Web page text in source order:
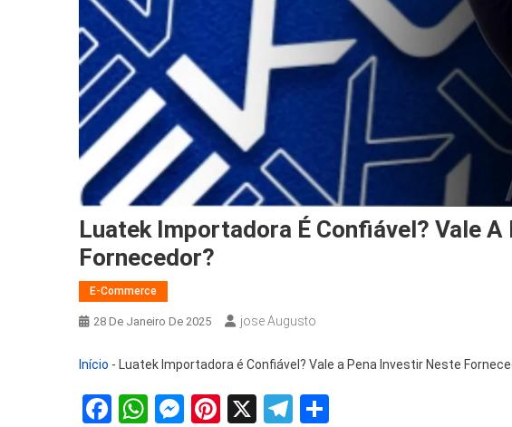
Luatek Importadora É Confiável? Vale
Fornecedor?
E-Commerce
28 De Janeiro De 2025 Jose Augusto
Início - Luatek Importadora é Confiável? Vale a Pena Investir Neste
Facebook
WhatsApp
Messenger
Pinterest
X Telegram